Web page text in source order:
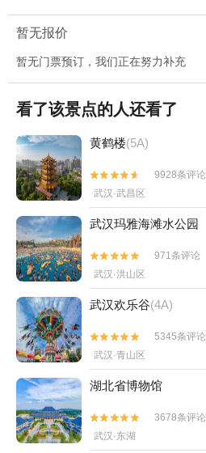
暂无报价
暂无门票预订，我们正在努力补充
看了该景点的人还看了
黄鹤楼(5A)


9928条评论
武汉·武昌区
武汉玛雅海滩水公园


971条评论
武汉·洪山区
武汉欢乐谷(4A)


5345条评论
武汉·青山区
湖北省博物馆


3678条评论
武汉·东湖